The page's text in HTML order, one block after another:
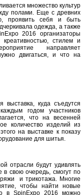
множество культур
полами. Еще с древних
проявить себя и быть
одежда, а также
2016 организаторы
стилем и
направляет
двигаться, и что на
выставка, куда съедутся
годом участников
что на весенней
количество изделий из
на выставке к показу
для шитья.
отрасли будут удивлять
в свою очередь, смогут по
и трикотажа. Многие
чтобы найти новые
в SpinExpo 2016 можно